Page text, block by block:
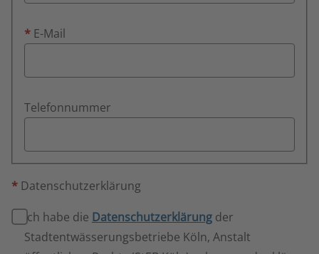
* E-Mail
Telefonnummer
* Datenschutzerklärung
Ich habe die Datenschutzerklärung der
Stadtentwässerungsbetriebe Köln, Anstalt